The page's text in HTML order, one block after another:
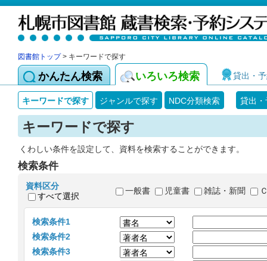
図書館トップ> キーワードで探す
かんたん検索 いろいろ検索 貸出・
キーワードで探す ジャンルで探す NDC分類検索 貸出
キーワードで探す
くわしい条件を設定して、資料を検索することができます。
検索条件
資料区分
すべて選択
一般書 児童書 雑誌・新聞
検索条件1
検索条件2
検索条件3